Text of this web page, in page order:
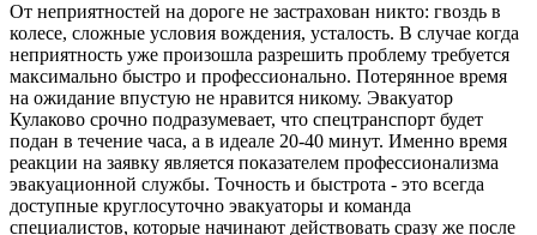
От неприятностей на дороге не застрахован никто: гвоздь в
колесе, сложные условия вождения, усталость. В случае когда
неприятность уже произошла разрешить проблему требуется
максимально быстро и профессионально. Потерянное время
на ожидание впустую не нравится никому. Эвакуатор
Кулаково срочно подразумевает, что спецтранспорт будет
подан в течение часа, а в идеале 20-40 минут. Именно время
реакции на заявку является показателем профессионализма
эвакуационной службы. Точность и быстрота - это всегда
доступные круглосуточно эвакуаторы и команда
специалистов, которые начинают действовать сразу же после